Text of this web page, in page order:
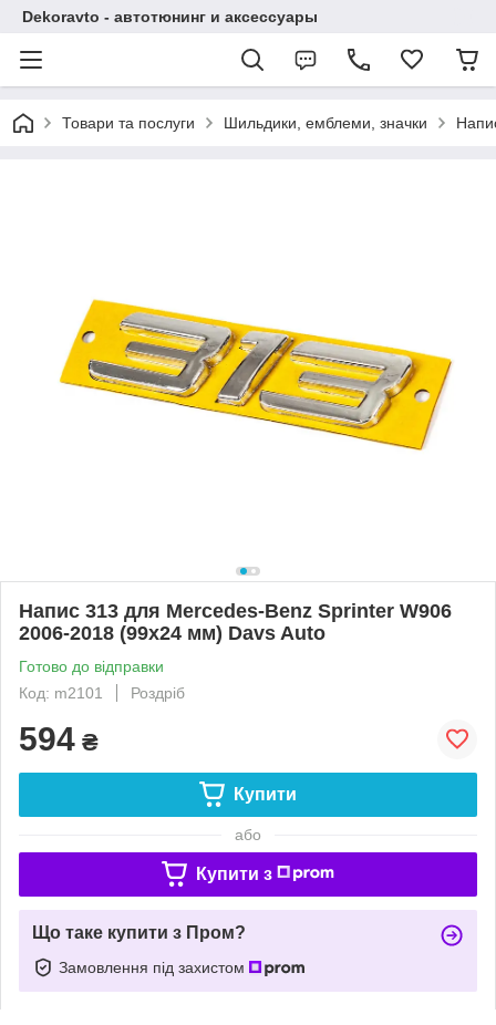
Dekoravto - автотюнинг и аксессуары
Товари та послуги Шильдики, емблеми, значки
Напис 313 для Mercedes-Benz Sprinter W906
2006-2018 (99х24 мм) Davs Auto
Готово до відправки
Код: m2101
Роздріб
594 ₴
Купити
або
Купити з
Що таке купити з Пром?
Замовлення під захистом